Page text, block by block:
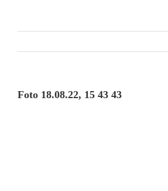
Foto 18.08.22, 15 43 43